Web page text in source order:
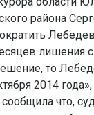
района
лишения
то
2014
что,